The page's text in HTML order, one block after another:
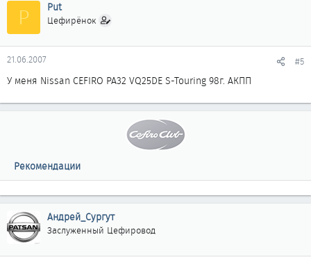
P Put
Цефирёнок
21.06.2007 #5
У меня Nissan CEFIRO PA32 VQ25DE S-Touring 98г. AКПП
Рекомендации
Андрей_Сургут
Заслуженный Цефировод